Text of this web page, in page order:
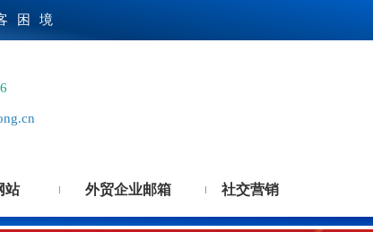
困境
站 外贸企业邮箱 社交营销